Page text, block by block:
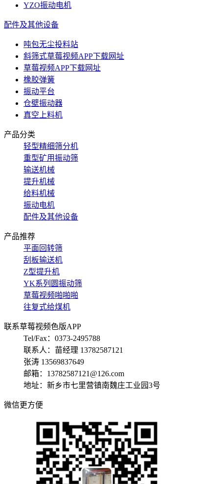
YZO振动电机
配件及其他设备
吨包无尘投料站
斜筛式草莓视频APP下载网址
草莓视频APP下载网址
橡胶弹簧
振动平台
仓壁振动器
真空上料机
产品分类
轻型精细筛分机
重型矿用振动筛
输送机械
提升机械
给料机械
振动电机
配件及其他设备
产品推荐
平面回转筛
刮板输送机
Z型提升机
YK系列圆振动筛
草莓视频啪啪啪
往复式给煤机
联系草莓视频色版APP
Tel/Fax：0373-2495788
联系人：苗经理 13782587121
张涛 13569837649
邮箱：13782587121@126.com
地址：新乡市七里营镇南魏庄工业园3号
微信更方便